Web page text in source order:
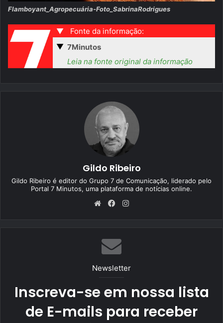
Flamboyant_Agropecuária-Foto_SabrinaRodrigues
▼
Fonte da informação:
▼ 7Minutos
Leia na fonte original da informação
Gildo Ribeiro
Gildo Ribeiro é editor do Grupo 7 de Comunicação, liderado pelo
Portal 7 Minutos, uma plataforma de notícias online.
We
Fa
ok
Newsletter
Inscreva-se em nossa lista
de E-mails para receber